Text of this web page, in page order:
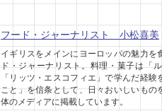
フード・ジャーナリスト 小松喜美
イギリスをメインにヨーロッパの魅力を
ド・ジャーナリスト。料理・菓子は「
「リッツ・エスコフィエ」で学んだ経
こと」を信条として、日々おいしいもの
体のメディアに掲載しています。